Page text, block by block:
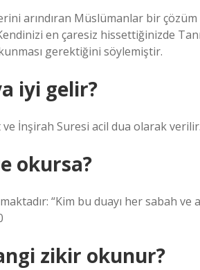
arındıran Müslümanlar bir
en çaresiz hissettiğinizde
gerektiğini söylemiştir.
iyi gelir?
İnşirah Suresi acil dua olarak verilir.
okursa?
“Kim bu duayı her sabah
zikir okunur?